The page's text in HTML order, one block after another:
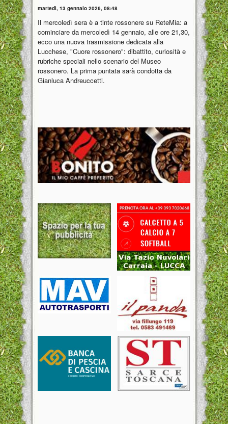
martedì, 13 gennaio 2026, 08:48
Il mercoledì sera è a tinte rossonere su ReteMia: a
cominciare da mercoledì 14 gennaio, alle ore 21,30,
ecco una nuova trasmissione dedicata alla
Lucchese, "Cuore rossonero": dibattito, curiosità e
rubriche speciali nello scenario del Museo
rossonero. La prima puntata sarà condotta da
Gianluca Andreuccetti.